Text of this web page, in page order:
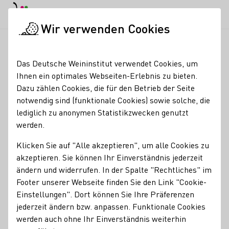
Weingut Arndt Schnabel
Perlwein / Secco
Mitgliedschaften
Rheinhessenwein e.V.
Services
Virtuelle Weinprobe
Kontakt
Wir verwenden Cookies
Das Deutsche Weininstitut verwendet Cookies, um
Ihnen ein optimales Webseiten-Erlebnis zu bieten.
Dazu zählen Cookies, die für den Betrieb der Seite
notwendig sind (funktionale Cookies) sowie solche, die
lediglich zu anonymen Statistikzwecken genutzt
werden.
Klicken Sie auf "Alle akzeptieren", um alle Cookies zu
akzeptieren. Sie können Ihr Einverständnis jederzeit
ändern und widerrufen. In der Spalte "Rechtliches" im
Footer unserer Webseite finden Sie den Link "Cookie-
Einstellungen". Dort können Sie Ihre Präferenzen
jederzeit ändern bzw. anpassen. Funktionale Cookies
werden auch ohne Ihr Einverständnis weiterhin